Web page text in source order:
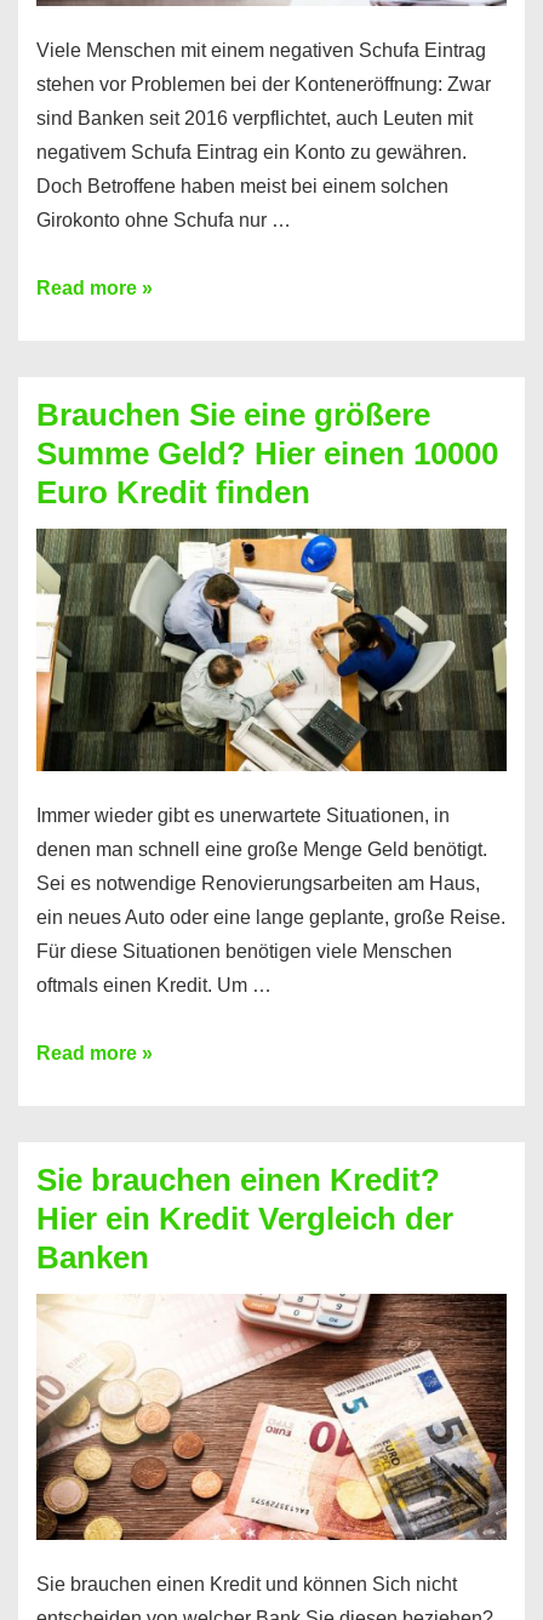
Viele Menschen mit einem negativen Schufa Eintrag
stehen vor Problemen bei der Konteneröffnung: Zwar
sind Banken seit 2016 verpflichtet, auch Leuten mit
negativem Schufa Eintrag ein Konto zu gewähren.
Doch Betroffene haben meist bei einem solchen
Girokonto ohne Schufa nur …
Günstiges
Geht
das
überhaupt?
Na
klar!
Read more »
Brauchen Sie eine größere
Summe Geld? Hier einen 10000
Euro Kredit finden
Immer wieder gibt es unerwartete Situationen, in
denen man schnell eine große Menge Geld benötigt.
Sei es notwendige Renovierungsarbeiten am Haus,
ein neues Auto oder eine lange geplante, große Reise.
Für diese Situationen benötigen viele Menschen
oftmals einen Kredit. Um …
Brauchen
Summe
Geld?
Hier
einen
10000
Euro
Kredit
finden
Read more »
Sie brauchen einen Kredit?
Hier ein Kredit Vergleich der
Banken
Sie brauchen einen Kredit und können Sich nicht